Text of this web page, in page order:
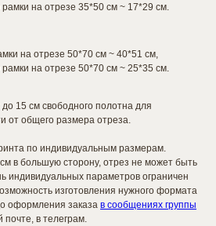
на отрезе 35*50 см ~ 17*29 см.
на отрезе 50*70 см ~ 40*51 см,
на отрезе 50*70 см ~ 25*35 см.
до 15 см свободного полотна для
от общего размера отреза.
по индивидуальным размерам.
в большую сторону, отрез не может быть
индивидуальных параметров ограничен
изготовления нужного формата
оформления заказа в сообщениях группы
почте, в телеграм.